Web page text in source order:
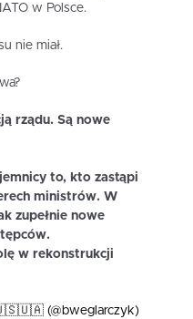
w Polsce.
nie miał.
rządu. Są nowe
to, kto zastąpi
ministrów. W
zupełnie nowe
w rekonstrukcji
(@bweglarczyk)